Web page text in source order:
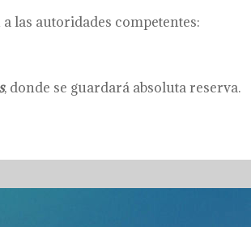
las autoridades competentes:
, donde se guardará absoluta reserva.